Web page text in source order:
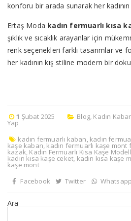
konforu bir arada sunarak her
Ertaş Moda kadın fermuarlı kısa
şıklık ve sıcaklık arayanlar için
renk seçenekleri farklı tasarımlar ve
her kadının kış stiline modern bir
1 Şubat 2025 Blog Kadın
Yap
kadın fermuarlı kaban kadın
kaşe kaban kadın fermuarlı kaşe mont
kazak Kadın Fermuarlı Kısa Kaşe
kadın kısa kaşe ceket kadın kısa kaşe
kaşe mont
Facebook
Twitter Whatsapp
Ara